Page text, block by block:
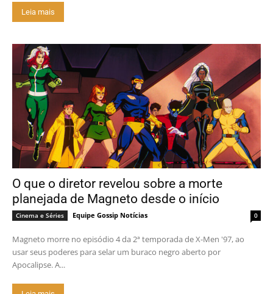
Leia mais
O que o diretor revelou sobre a morte
planejada de Magneto desde o início
Cinema e Séries Equipe Gossip Notícias 0
Magneto morre no episódio 4 da 2ª temporada de X-Men '97, ao
usar seus poderes para selar um buraco negro aberto por
Apocalipse. A...